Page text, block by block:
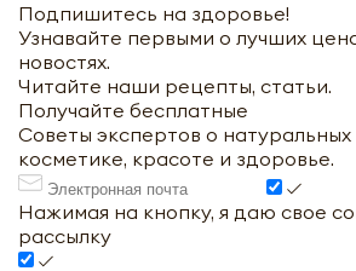
Подпишитесь на здоровье!
Узнавайте первыми о лучших
новостях.
Читайте наши рецепты, статьи.
Получайте бесплатные
Советы экспертов о натуральных
косметике, красоте и здоровье.
Нажимая на кнопку, я даю свое
рассылку